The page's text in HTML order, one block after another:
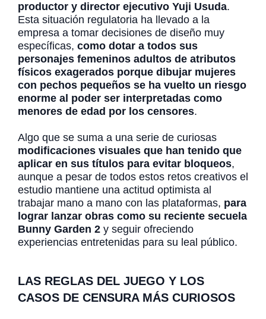
productor y director ejecutivo Yuji Usuda.
Esta situación regulatoria ha llevado a la
empresa a tomar decisiones de diseño muy
específicas, como dotar a todos sus
personajes femeninos adultos de atributos
físicos exagerados porque dibujar mujeres
con pechos pequeños se ha vuelto un riesgo
enorme al poder ser interpretadas como
menores de edad por los censores.
Algo que se suma a una serie de curiosas
modificaciones visuales que han tenido que
aplicar en sus títulos para evitar bloqueos,
aunque a pesar de todos estos retos creativos el
estudio mantiene una actitud optimista al
trabajar mano a mano con las plataformas, para
lograr lanzar obras como su reciente secuela
Bunny Garden 2 y seguir ofreciendo
experiencias entretenidas para su leal público.
LAS REGLAS DEL JUEGO Y LOS
CASOS DE CENSURA MÁS CURIOSOS